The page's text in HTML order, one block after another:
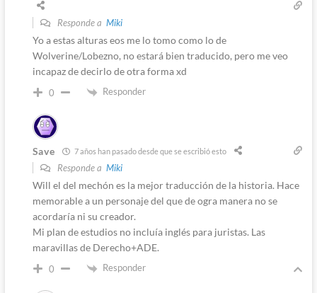
Responde a Miki
Yo a estas alturas eos me lo tomo como lo de
Wolverine/Lobezno, no estará bien traducido, pero me veo
incapaz de decirlo de otra forma xd
0 Responder
Save 7 años han pasado desde que se escribió esto
Responde a Miki
Will el del mechón es la mejor traducción de la historia. Hace
memorable a un personaje del que de ogra manera no se
acordaría ni su creador.
Mi plan de estudios no incluía inglés para juristas. Las
maravillas de Derecho+ADE.
0 Responder